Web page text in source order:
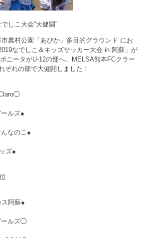
しこ大会”大健闘”
農村公園「あぴか」多目的グラウンド にお
なでしこ＆キッズサッカー大会 in 阿蘇」が
ニータがU-12の部へ、MELSA熊本FCクラー
ぞれの部で大健闘しました！
ルズ●
なのこ●
ズ●
阿蘇●
ールズ◯